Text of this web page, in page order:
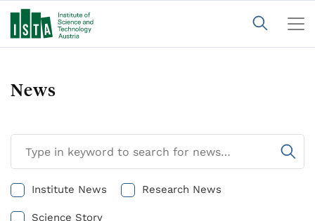
News
Institute News Research News
Science Story